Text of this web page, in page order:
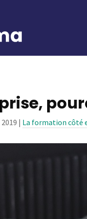
| La formation côté